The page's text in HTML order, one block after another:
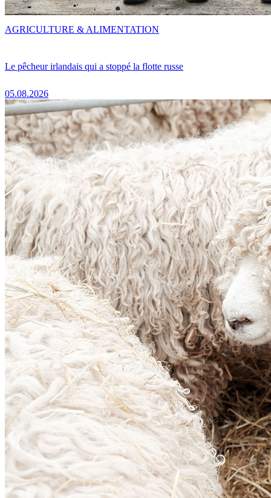
Le pêcheur irlandais qui a stoppé la flotte russe
05.08.2026
AGRICULTURE & ALIMENTATION